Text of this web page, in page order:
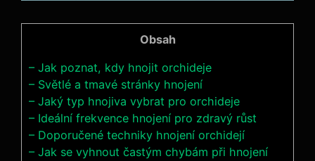
Obsah
– Jak poznat, kdy hnojit ​orchideje
– Světlé ⁤a tmavé⁢ stránky hnojení
– Jaký typ ‍hnojiva vybrat pro orchideje
– Ideální frekvence ⁢hnojení pro ‌zdravý růst
– Doporučené techniky hnojení orchidejí
– Jak se vyhnout ⁢častým chybám při ​hnojení